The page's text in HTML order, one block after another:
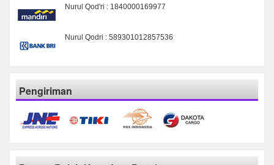
Nurul Qod'ri : 1840000169977
Nurul Qodri : 589301012857536
Pengiriman